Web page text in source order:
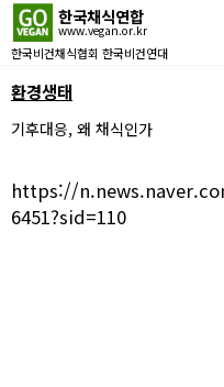
한국채식연합
www.vegan.or.kr
한국비건채식협회 한국비건연대
환경생태
기후대응, 왜 채식인가
https://
6451?sid=110